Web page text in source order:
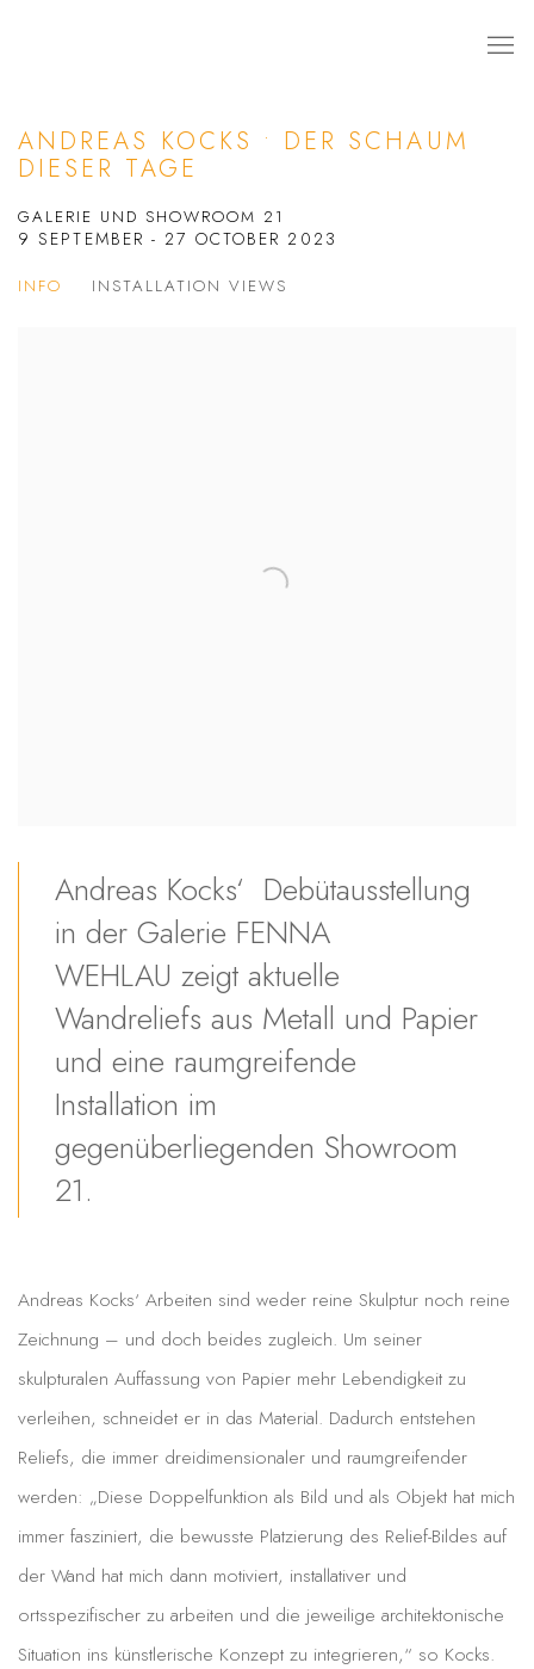
ANDREAS KOCKS • DER SCHAUM
DIESER TAGE
GALERIE UND SHOWROOM 21
9 SEPTEMBER - 27 OCTOBER 2023
INFO INSTALLATION VIEWS
Andreas Kocks‘ Debütausstellung
in der Galerie FENNA
WEHLAU zeigt aktuelle
Wandreliefs aus Metall und Papier
und eine raumgreifende
Installation im
gegenüberliegenden Showroom
21.
Andreas Kocks‘ Arbeiten sind weder reine Skulptur noch reine
Zeichnung – und doch beides zugleich. Um seiner
skulpturalen Auffassung von Papier mehr Lebendigkeit zu
verleihen, schneidet er in das Material. Dadurch entstehen
Reliefs, die immer dreidimensionaler und raumgreifender
werden: „Diese Doppelfunktion als Bild und als Objekt hat mich
immer fasziniert, die bewusste Platzierung des Relief-Bildes auf
der Wand hat mich dann motiviert, installativer und
ortsspezifischer zu arbeiten und die jeweilige architektonische
Situation ins künstlerische Konzept zu integrieren,“ so Kocks.